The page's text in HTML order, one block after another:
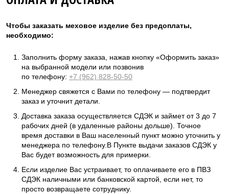
Чтобы заказать меховое изделие без предоплаты,
необходимо:
Заполнить форму заказа, нажав кнопку «Оформить заказ»
на выбранной модели или позвонив
по телефону: +7 (962) 828-50-50
Менеджер свяжется с Вами по телефону — подтвердит
заказ и уточнит детали.
Доставка заказа осуществляется СДЭК и займет от 3 до 7
рабочих дней (в удаленные районы дольше). Точное
время доставки в Ваш населенный пункт можно уточнить у
менеджера по телефону.В Пункте выдачи заказов СДЭК у
Вас будет возможность для примерки.
Если изделие Вас устраивает, то оплачиваете его в ПВЗ
СДЭК наличными или банковской картой, если нет, то
просто возвращаете сотруднику.